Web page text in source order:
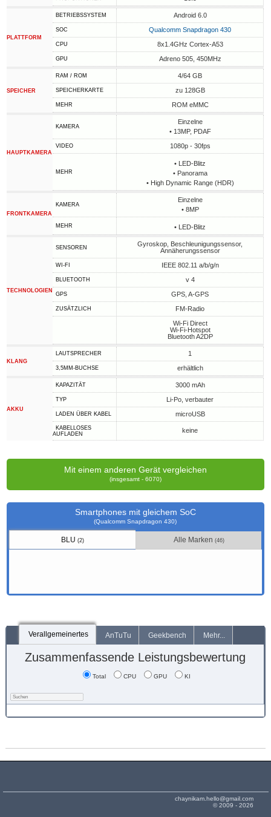
PLATTFORM
BETRIEBSSYSTEM Android 6.0
SOC Qualcomm Snapdragon 430
CPU 8x1.4GHz Cortex-A53
GPU Adreno 505, 450MHz
SPEICHER
RAM / ROM 4/64 GB
SPEICHERKARTE zu 128GB
MEHR ROM eMMC
HAUPTKAMERA
KAMERA
Einzelne
• 13MP, PDAF
VIDEO 1080p - 30fps
MEHR
• LED-Blitz
• Panorama
• High Dynamic Range (HDR)
FRONTKAMERA
KAMERA
Einzelne
• 8MP
MEHR • LED-Blitz
TECHNOLOGIEN
SENSOREN
Gyroskop, Beschleunigungssensor,
Annäherungssensor
WI-FI IEEE 802.11 a/b/g/n
BLUETOOTH v 4
GPS GPS, A-GPS
ZUSÄTZLICH
FM-Radio
Wi-Fi Direct
Wi-Fi-Hotspot
Bluetooth A2DP
KLANG
LAUTSPRECHER 1
3,5MM-BUCHSE erhältlich
AKKU
KAPAZITÄT 3000 mAh
TYP Li-Po, verbauter
LADEN ÜBER KABEL microUSB
KABELLOSES
AUFLADEN
keine
Mit einem anderen Gerät vergleichen
(insgesamt - 6070)
Smartphones mit gleichem SoC
(Qualcomm Snapdragon 430)
BLU(2) Alle Marken (46)
Verallgemeinertes AnTuTu Geekbench Mehr...
Zusammenfassende Leistungsbewertung
Total CPU GPU KI
chaynikam.hello@gmail.com
© 2009 - 2026